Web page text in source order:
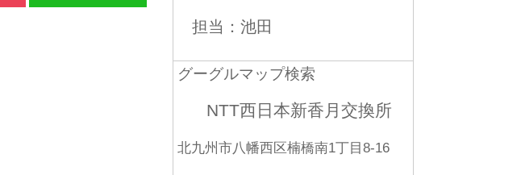
担当：池田
グーグルマップ検索
NTT西日本新香月交換所
北九州市八幡西区楠橋南1丁目8-16